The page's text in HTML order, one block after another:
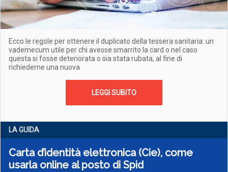
Ecco le regole per ottenere il duplicato della tessera sanitaria: un
vademecum utile per chi avesse smarrito la card o nel caso
questa si fosse deteriorata o sia stata rubata, al fine di
richiederne una nuova
LEGGI SUBITO
LA GUIDA
Carta d’identità elettronica (Cie), come
usarla online al posto di Spid